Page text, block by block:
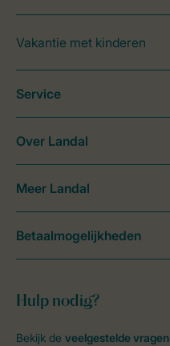
Vakantie met kinderen
Hulp nodig?
Bekijk de veelgestelde vragen
Service
Over Landal
Meer Landal
Betaalmogelijkheden